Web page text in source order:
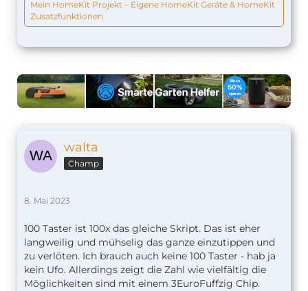
Mein HomeKit Projekt – Eigene HomeKit Geräte & HomeKit
Zusatzfunktionen
walta
Champ
8. Mai 2023
100 Taster ist 100x das gleiche Skript. Das ist eher
langweilig und mühselig das ganze einzutippen und
zu verlöten. Ich brauch auch keine 100 Taster - hab ja
kein Ufo. Allerdings zeigt die Zahl wie vielfältig die
Möglichkeiten sind mit einem 3EuroFuffzig Chip.